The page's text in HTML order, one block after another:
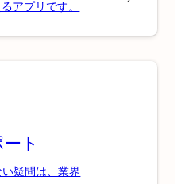
アプリです。
ト
疑問は、業界